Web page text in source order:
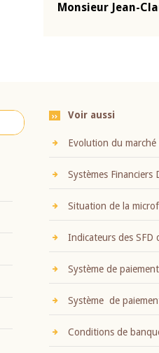
Monsieur Jean-
Voir aussi
Evolution du
Systèmes Financiers
Situation de la
Indicateurs des SFD
Système de
Système de
Conditions de